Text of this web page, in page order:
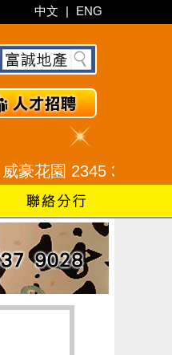
中文 | ENG
2345 3331 /星河明